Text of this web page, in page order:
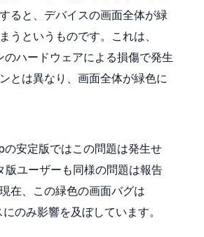
ると、デバイスの画面全体が緑
うというものです。これは、
のハードウェアによる損傷で発生
とは異なり、画面全体が緑色に
の安定版ではこの問題は発生せ
版ユーザーも同様の問題は報告
在、この緑色の画面バグは
のみ影響を及ぼしています。